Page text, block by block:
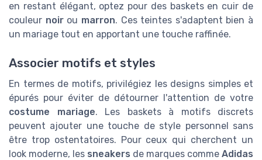
en restant élégant, optez pour des baskets en cuir de
couleur noirou marron. Ces teintes s'adaptent bien à
un mariage tout en apportant une touche raffinée.
Associer motifs et styles
En termes de motifs, privilégiez les designs simples et
épurés pour éviter de détourner l'attention de votre
costume mariage. Les baskets à motifs discrets
peuvent ajouter une touche de style personnel sans
être trop ostentatoires. Pour ceux qui cherchent un
look moderne, les sneakers de marques comme Adidas